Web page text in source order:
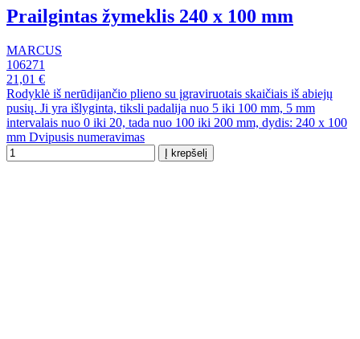
Prailgintas žymeklis 240 x 100 mm
MARCUS
106271
21,01 €
Rodyklė iš nerūdijančio plieno su įgraviruotais skaičiais iš abiejų
pusių. Ji yra išlyginta, tiksli padalija nuo 5 iki 100 mm, 5 mm
intervalais nuo 0 iki 20, tada nuo 100 iki 200 mm, dydis: 240 x 100
mm Dvipusis numeravimas
Į krepšelį